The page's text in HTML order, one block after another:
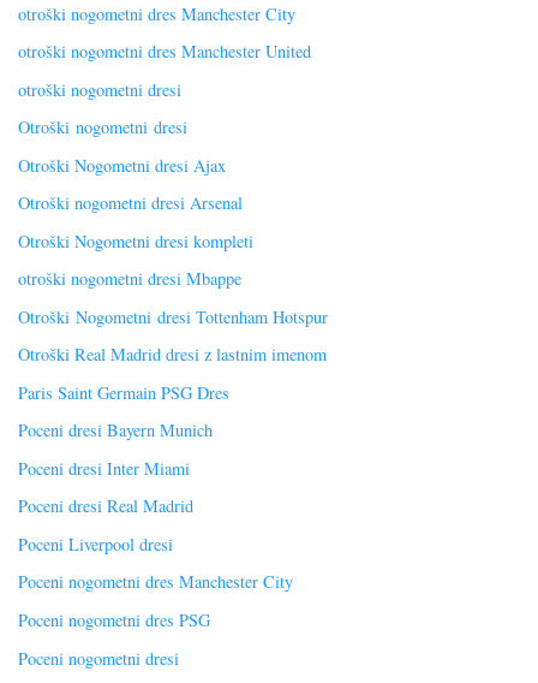
otroški nogometni dres Manchester City
otroški nogometni dres Manchester United
otroški nogometni dresi
Otroški nogometni dresi
Otroški Nogometni dresi Ajax
Otroški nogometni dresi Arsenal
Otroški Nogometni dresi kompleti
otroški nogometni dresi Mbappe
Otroški Nogometni dresi Tottenham Hotspur
Otroški Real Madrid dresi z lastnim imenom
Paris Saint Germain PSG Dres
Poceni dresi Bayern Munich
Poceni dresi Inter Miami
Poceni dresi Real Madrid
Poceni Liverpool dresi
Poceni nogometni dres Manchester City
Poceni nogometni dres PSG
Poceni nogometni dresi